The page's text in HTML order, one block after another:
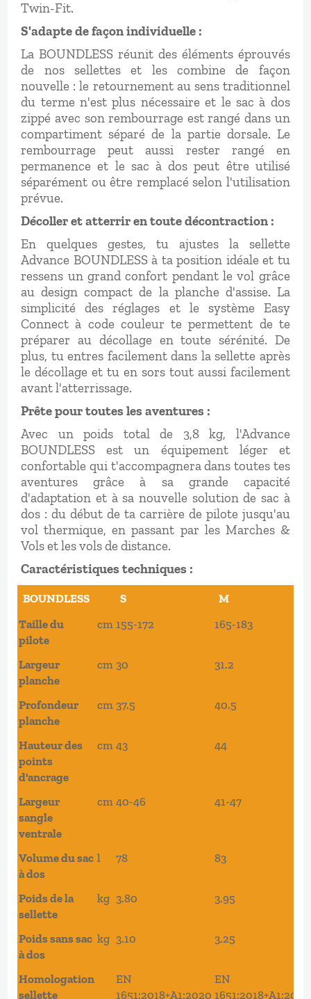
Twin-Fit.
S'adapte de façon individuelle :
La BOUNDLESS réunit des éléments éprouvés
de nos sellettes et les combine de façon
nouvelle : le retournement au sens traditionnel
du terme n'est plus nécessaire et le sac à dos
zippé avec son rembourrage est rangé dans un
compartiment séparé de la partie dorsale. Le
rembourrage peut aussi rester rangé en
permanence et le sac à dos peut être utilisé
séparément ou être remplacé selon l'utilisation
prévue.
Décoller et atterrir en toute décontraction :
En quelques gestes, tu ajustes la sellette
Advance BOUNDLESS à ta position idéale et tu
ressens un grand confort pendant le vol grâce
au design compact de la planche d'assise. La
simplicité des réglages et le système Easy
Connect à code couleur te permettent de te
préparer au décollage en toute sérénité. De
plus, tu entres facilement dans la sellette après
le décollage et tu en sors tout aussi facilement
avant l'atterrissage.
Prête pour toutes les aventures :
Avec un poids total de 3,8 kg, l'Advance
BOUNDLESS est un équipement léger et
confortable qui t'accompagnera dans toutes tes
aventures grâce à sa grande capacité
d'adaptation et à sa nouvelle solution de sac à
dos : du début de ta carrière de pilote jusqu'au
vol thermique, en passant par les Marches &
Vols et les vols de distance.
Caractéristiques techniques :
BOUNDLESS S
M
BOUNDLESS
S M
Taille du
pilote
cm 155-172 165-183
Largeur
planche
cm 30 31.2
Profondeur
planche
cm 37.5 40.5
Hauteur des
points
d'ancrage
cm 43 44
Largeur
sangle
ventrale
cm 40-46 41-47
Volume du sac
à dos
l 78 83
Poids de la
sellette
kg 3.80 3.95
Poids sans sac
à dos
kg 3.10 3.25
Homologation
sellette
EN
1651:2018+A1:2020
EN
1651:2018+A1:2020